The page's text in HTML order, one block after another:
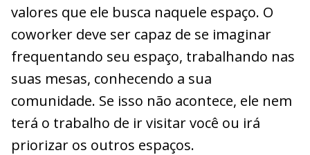
valores que ele busca naquele espaço. O
coworker deve ser capaz de se imaginar
frequentando seu espaço, trabalhando nas
suas mesas, conhecendo a sua
comunidade. Se isso não acontece, ele nem
terá o trabalho de ir visitar você ou irá
priorizar os outros espaços.